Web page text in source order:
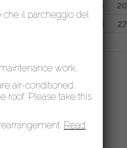
19 20
26 27
che il parcheggio del
work.
air-conditioned.
roof. Please take this
Read